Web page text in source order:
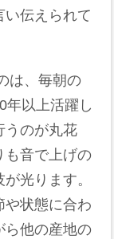
い伝えられて
は、毎朝の
年以上活躍し
うのが丸花
も音で上げの
光ります。
や状態に合わ
ら他の産地の